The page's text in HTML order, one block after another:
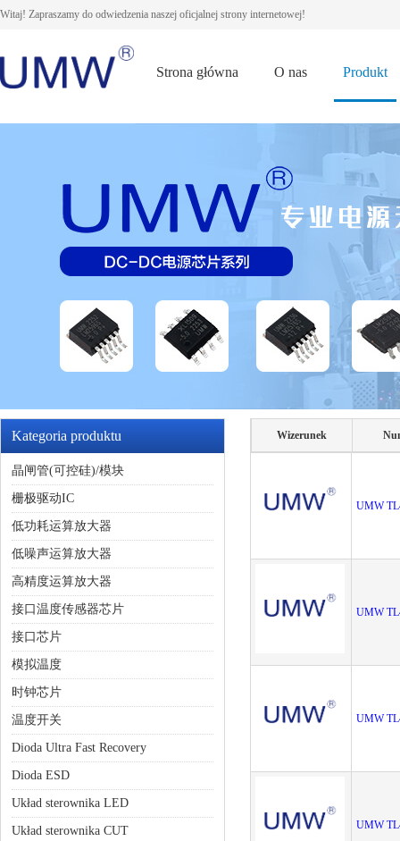
Witaj! Zapraszamy do odwiedzenia naszej oficjalnej strony internetowej!
Strona główna O nas Produkt
Kategoria produktu
晶闸管(可控硅)/模块
栅极驱动IC
低功耗运算放大器
低噪声运算放大器
高精度运算放大器
接口温度传感器芯片
接口芯片
模拟温度
时钟芯片
温度开关
Dioda Ultra Fast Recovery
Dioda ESD
Układ sterownika LED
Układ sterownika CUT
Wizerunek
UMW
UMW
UMW
UMW